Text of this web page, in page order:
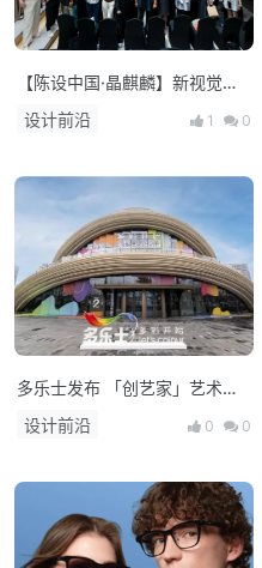
【陈设中国·晶麒麟】新视觉亮
相 布局未来人居新生态
设计前沿 1 0
多乐士发布 「创艺家」艺术
漆，开启中国家居美学新篇章！
设计前沿 0 0